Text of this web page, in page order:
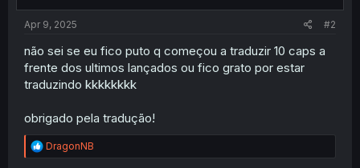
Apr 9, 2025 #2
não sei se eu fico puto q começou a traduzir 10 caps a
frente dos ultimos lançados ou fico grato por estar
traduzindo kkkkkkkk
obrigado pela tradução!
R
e
DragonNB